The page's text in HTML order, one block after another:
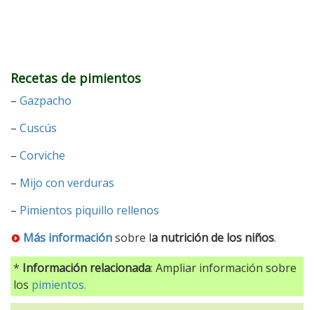
Recetas de pimientos
– Gazpacho
– Cuscús
– Corviche
– Mijo con verduras
– Pimientos piquillo rellenos
Más informaciónsobre la nutrición de los niños.
* Información relacionada: Ampliar información sobre
los pimientos.